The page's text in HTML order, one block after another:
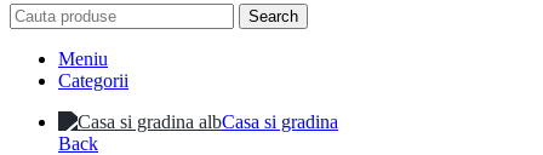
Search
Meniu
Categorii
Casa si gradina
Back